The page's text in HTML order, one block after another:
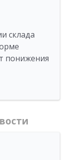
склада
понижения